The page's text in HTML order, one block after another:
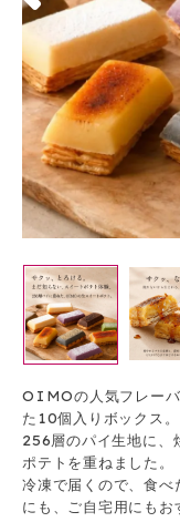
OIMOの人気フレーバ
た10個入りボックス。
256層のパイ生地に、
ポテトを重ねました。
冷凍で届くので、食
にも、ご自宅用にもお